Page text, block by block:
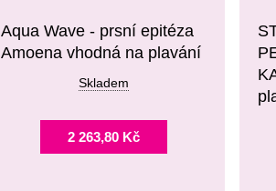
Aqua Wave - prsní epitéza
Amoena vhodná na plavání
Skladem
2 263,80 Kč